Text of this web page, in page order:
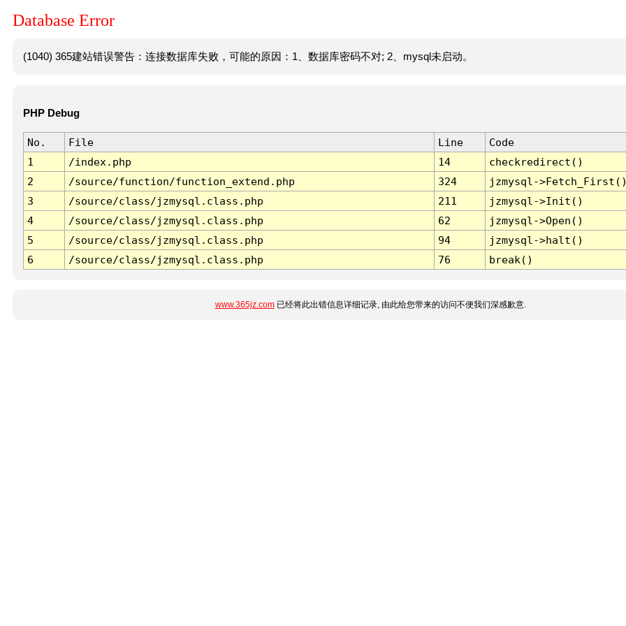
Database Error
(1040) 365建站错误警告：连接数据库失败，可能的原因：1、数据库密码不对; 2、mysql未启动。
PHP Debug
No. File Line
Code
1
/index.php 14
checkredirect()
2
/source/function/function_extend.php 324
jzmysql-
3
/source/class/jzmysql.class.php 211
jzmysql->Init()
4
/source/class/jzmysql.class.php 62
jzmysql->Open()
5
/source/class/jzmysql.class.php 94
jzmysql->halt()
6
/source/class/jzmysql.class.php 76 break()
www.365jz.com已经将此出错信息详细记录, 由此给您带来的访问不便我们深感歉意.